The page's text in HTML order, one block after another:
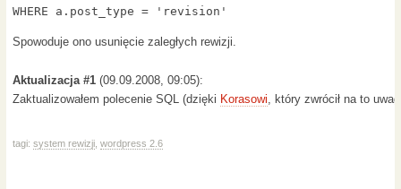
WHERE a.post_type = 'revision'
Spowoduje ono usunięcie zaległych rewizji.
Aktualizacja #1 (09.09.2008, 09:05):
Zaktualizowałem polecenie SQL (dzięki Korasowi, który zwrócił na to
tagi: system rewizji wordpress 2.6